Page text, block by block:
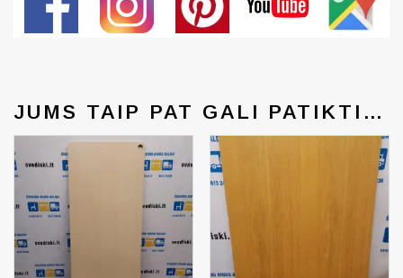
JUMS TAIP PAT GALI PATIKTI…